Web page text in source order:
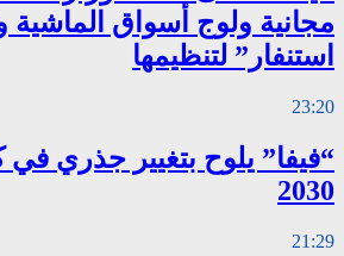
مجانية ولوج أسواق الماشية
استنفار” لتنظيمها
23:20
“فيفا” يلوح بتغيير جذري في
2030
21:29